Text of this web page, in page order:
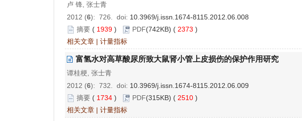
卢 锋, 张士青
2012 (6): 726. doi: 10.3969/j.issn.1674-8115.2012.06.008
摘要 ( 1939 ) PDF(742KB) ( 2373 )
相关文章 | 计量指标
富氢水对高草酸尿所致大鼠肾小管上皮损伤的保护作用研究
谭桂梗, 张士青
2012 (6): 732. doi: 10.3969/j.issn.1674-8115.2012.06.009
摘要 ( 1734 ) PDF(315KB) ( 2510 )
相关文章 | 计量指标